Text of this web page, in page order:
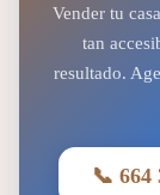
Vender tu
tan
resultado.
📞 664